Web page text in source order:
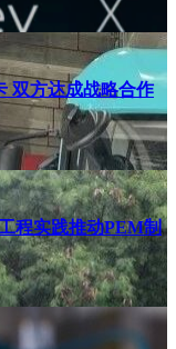
双方达成战略合作
程实践推动PEM制